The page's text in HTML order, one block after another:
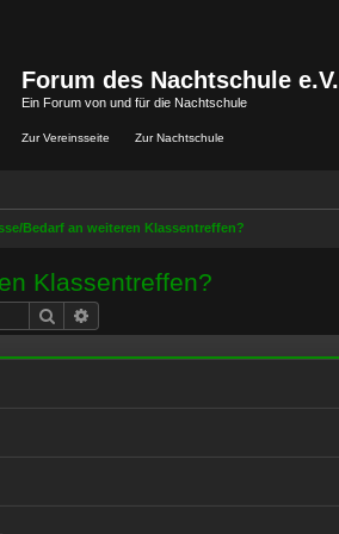
Forum des Nachtschule e.V.
Ein Forum von und für die Nachtschule
Zur Vereinsseite Zur Nachtschule
Bedarf an weiteren Klassentreffen?
Klassentreffen?
Suche